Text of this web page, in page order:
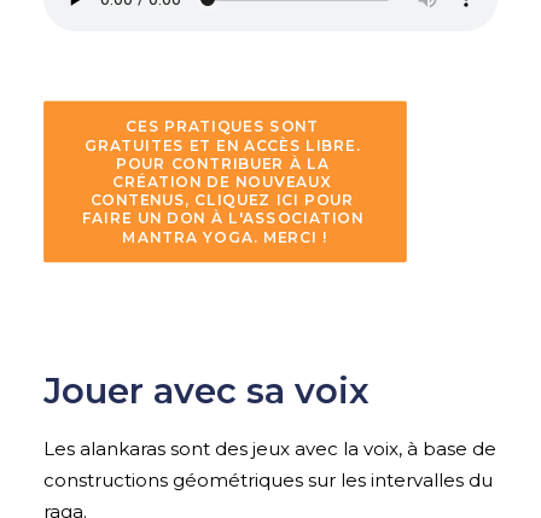
CES PRATIQUES SONT
GRATUITES ET EN ACCÈS LIBRE.
POUR CONTRIBUER À LA
CRÉATION DE NOUVEAUX
CONTENUS, CLIQUEZ ICI POUR
FAIRE UN DON À L'ASSOCIATION
MANTRA YOGA. MERCI !
Jouer avec sa voix
Les alankaras sont des jeux avec la voix, à base de
constructions géométriques sur les intervalles du
raga.